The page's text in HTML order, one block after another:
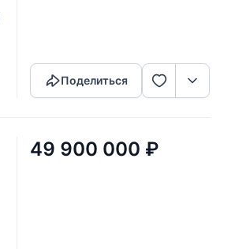
Поделиться
49 900 000 ₽